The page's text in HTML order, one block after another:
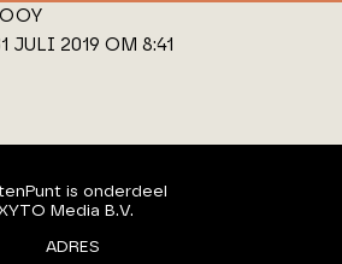
JULI 2019 OM 8:41
is onderdeel
Media B.V.
ADRES